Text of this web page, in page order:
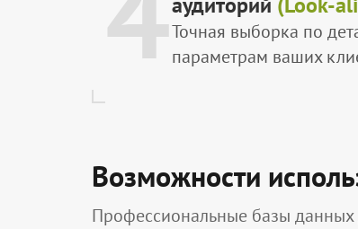
Точная выборка по
параметрам ваших
Возможности
Профессиональные базы данных